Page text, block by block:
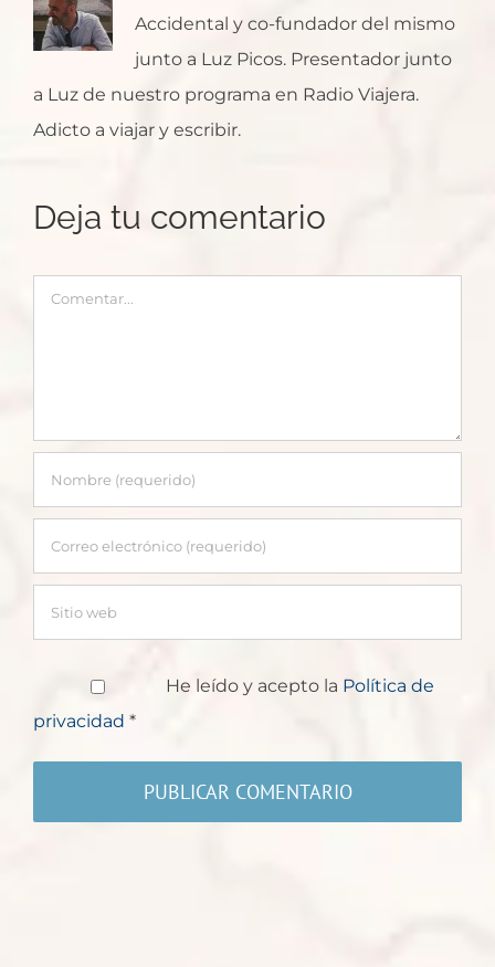
Accidental y co-fundador del mismo
junto a Luz Picos. Presentador junto
a Luz de nuestro programa en Radio Viajera.
Adicto a viajar y escribir.
Deja tu comentario
Comentar
He leído y acepto la Política de
privacidad *